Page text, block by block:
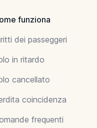
funziona
dei passeggeri
in ritardo
cancellato
coincidenza
frequenti